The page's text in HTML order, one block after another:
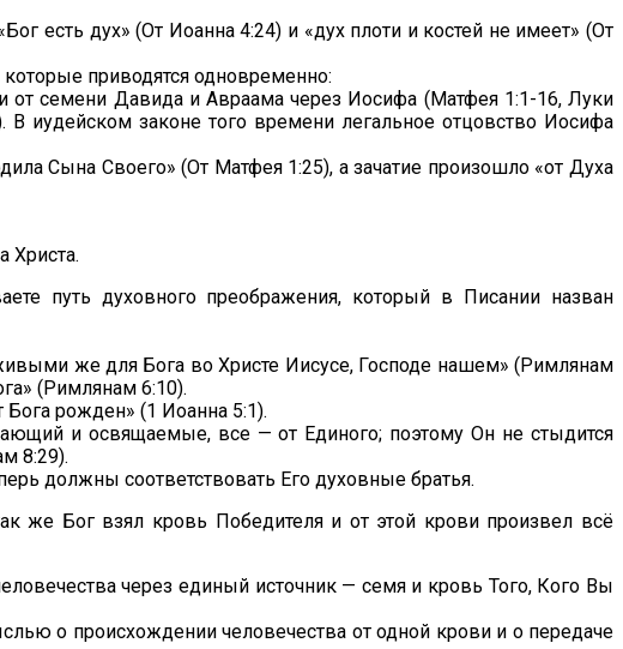
есть дух» (От Иоанна 4:24) и «дух плоти и костей не имеет» (От
которые приводятся одновременно:
от семени Давида и Авраама через Иосифа (Матфея 1:1-16, Луки
иудейском законе того времени легальное отцовство Иосифа
Сына Своего» (От Матфея 1:25), а зачатие произошло «от Духа
Христа.
путь духовного преображения, который в Писании назван
же для Бога во Христе Иисусе, Господе нашем» (Римлянам
(Римлянам 6:10).
Бога рожден» (1 Иоанна 5:1).
и освящаемые, все — от Единого; поэтому Он не стыдится
8:29).
должны соответствовать Его духовные братья.
же Бог взял кровь Победителя и от этой крови произвел всё
через единый источник — семя и кровь Того, Кого Вы
о происхождении человечества от одной крови и о передаче